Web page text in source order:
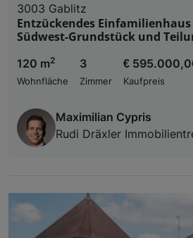
3003 Gablitz
Entzückendes
Südwest-Grundstück und
120 m2
Wohnfläche
3
Zimmer
€
Kaufpreis
Maximilian Cypris
Rudi Dräxler